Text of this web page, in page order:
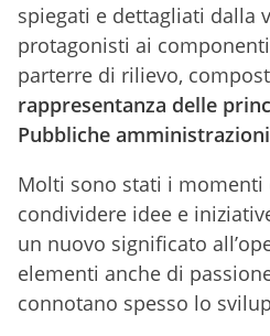
spiegati e dettagliati dalla
protagonisti ai
parterre di rilievo,
rappresentanza delle
Pubbliche
Molti sono stati i
condividere idee e
un nuovo significato
elementi anche di
connotano spesso lo